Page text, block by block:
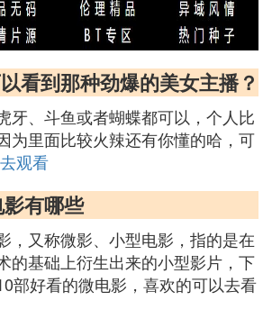
看到那种劲爆的美女主播？
牙、斗鱼或者蝴蝶都可以，个人比
为里面比较火辣还有你懂的哈，可
观看
有哪些
，又称微影、小型电影，指的是在
的基础上衍生出来的小型影片，下
部好看的微电影，喜欢的可以去看